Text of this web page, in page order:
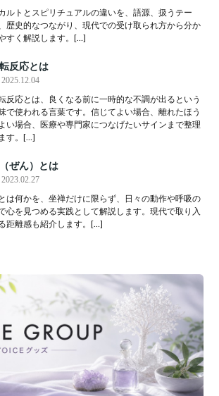
ルトとスピリチュアルの違いを、語源、扱うテー
歴史的なつながり、現代での受け取られ方から分か
すく解説します。[…]
反応とは
2025.12.04
反応とは、良くなる前に一時的な不調が出るという
で使われる言葉です。信じてよい場合、離れたほう
い場合、医療や専門家につなげたいサインまで整理
す。[…]
ぜん）とは
2023.02.27
は何かを、坐禅だけに限らず、日々の動作や呼吸の
心を見つめる実践として解説します。現代で取り入
距離感も紹介します。[…]